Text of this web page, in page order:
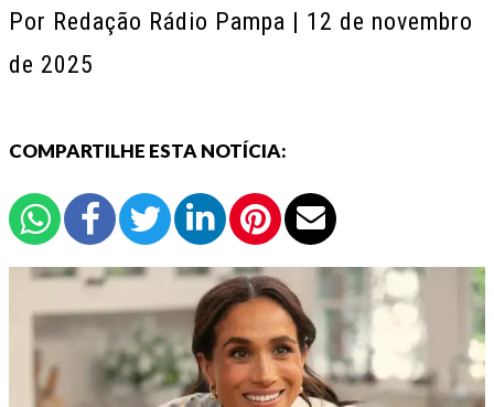
Por Redação Rádio Pampa | 12 de novembro
de 2025
COMPARTILHE ESTA NOTÍCIA: